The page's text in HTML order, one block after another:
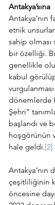
Antakya’sına
Antakya’nın
etnik
sahip olması
bir özelliği.
genellikle
kabul
dönemlerde
Şehri”
başlandı ve
hoşgörünün
hale geldi.[2]
Antakya’nın
çeşitliliğinin
öncesine